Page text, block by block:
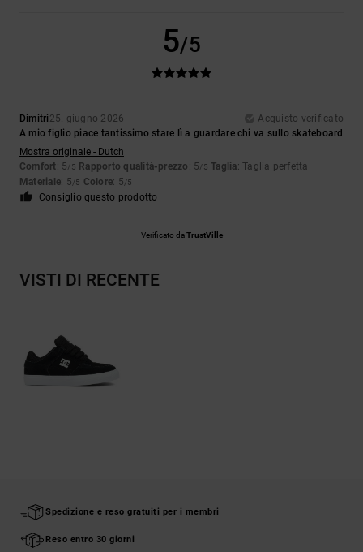
5/5
Dimitri 25. giugno 2026
Acquisto verificato
A mio figlio piace tantissimo stare lì a guardare chi va sullo skateboard
Mostra originale - Dutch
Comfort: 5/5 Rapporto qualità-prezzo : 5/5 Taglia: Taglia perfetta
Materiale: 5/5 Colore: 5/5
Consiglio questo prodotto
Verificato daTrustVille
VISTI DI RECENTE
Spedizione e reso gratuiti per i membri
Reso entro 30 giorni